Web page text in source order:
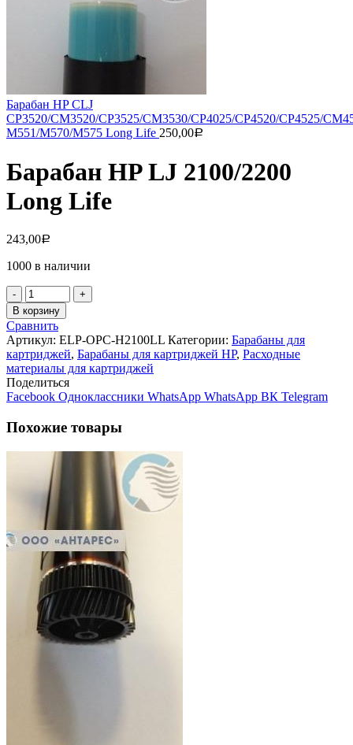
Барабан HP CLJ
CP3520/CM3520/CP3525/CM3530/CP4025/CP4520/CP4525/
M551/M570/M575 Long Life 250,00Р
Барабан HP LJ 2100/2200
Long Life
243,00Р
1000 в наличии
Количество
товара
Барабан
HP
LJ
2100/2200
Long
Life
В корзину
Сравнить
Артикул: ELP-OPC-H2100LL Категории: Барабаны для
картриджей, Барабаны для картриджей НР, Расходные
материалы для картриджей
Поделиться
Facebook Одноклассники WhatsApp WhatsApp ВК Telegram
Похожие товары